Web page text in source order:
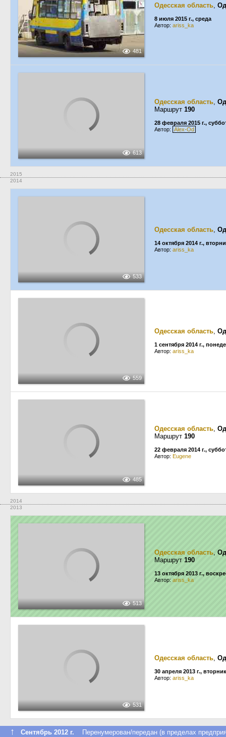
481
Одесская область,
8 июля 2015 г., среда
Автор: ariss_ka
613
Одесская область,
Маршрут 190
28 февраля 2015 г.,
Автор: Alex-Od
2015
2014
533
Одесская область,
14 октября 2014 г.,
Автор: ariss_ka
559
Одесская область,
1 сентября 2014 г.,
Автор: ariss_ka
485
Одесская область,
Маршрут 190
22 февраля 2014 г.,
Автор: Eugene
2014
2013
513
Одесская область,
Маршрут 190
13 октября 2013 г.,
Автор: ariss_ka
531
Одесская область,
30 апреля 2013 г., вторник
Автор: ariss_ka
↑ Сентябрь 2012 г. Перенумерован/передан (в пределах